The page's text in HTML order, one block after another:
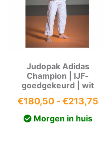
Judopak Adidas
Champion | IJF-
goedgekeurd | wit
€180,50 -€213,75
Morgen in huis